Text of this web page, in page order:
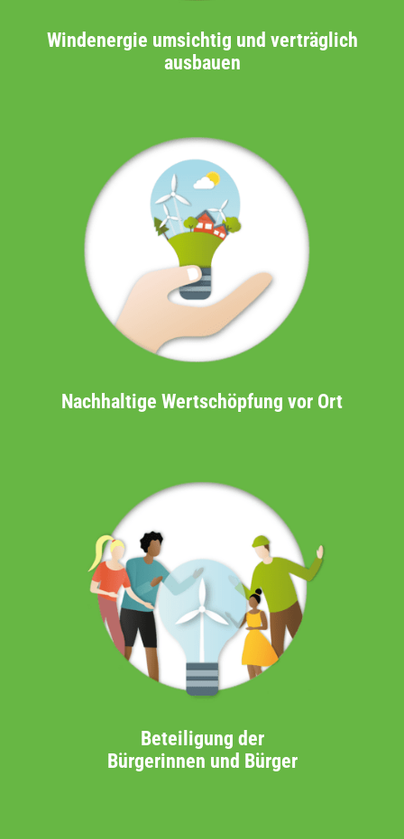
Windenergie umsichtig und verträglich
ausbauen
Nachhaltige Wertschöpfung vor Ort
Beteiligung der
Bürgerinnen und Bürger